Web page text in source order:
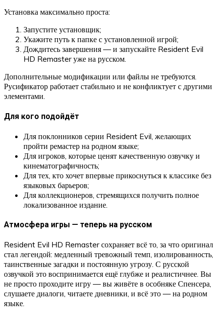
Установка максимально проста:
Запустите установщик;
Укажите путь к папке с установленной игрой;
Дождитесь завершения — и запускайте Resident Evil
HD Remaster уже на русском.
Дополнительные модификации или файлы не требуются.
Русификатор работает стабильно и не конфликтует с другими
элементами.
Для кого подойдёт
Для поклонников серии Resident Evil, желающих
пройти ремастер на родном языке;
Для игроков, которые ценят качественную озвучку и
кинематографичность;
Для тех, кто хочет впервые прикоснуться к классике без
языковых барьеров;
Для коллекционеров, стремящихся получить полное
локализованное издание.
Атмосфера игры — теперь на русском
Resident Evil HD Remaster сохраняет всё то, за что оригинал
стал легендой: медленный тревожный темп, изолированность,
таинственные загадки и постоянную угрозу. С русской
озвучкой это воспринимается ещё глубже и реалистичнее. Вы
не просто проходите игру — вы живёте в особняке Спенсера,
слушаете диалоги, читаете дневники, и всё это — на родном
языке.